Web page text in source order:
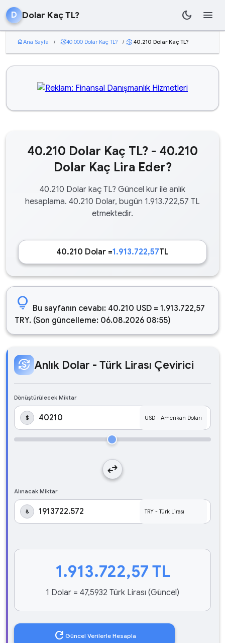
D Dolar Kaç TL? dark_mode menu
homeAna Sayfa / currency_exchange40.000 Dolar Kaç TL? / currency_exchange 40.210 Dolar Kaç TL?
40.210 Dolar Kaç TL? - 40.210
Dolar Kaç Lira Eder?
40.210 Dolar kaç TL? Güncel kur ile anlık
hesaplama. 40.210 Dolar, bugün 1.913.722,57 TL
etmektedir.
40.210 Dolar =1.913.722,57TL
lightbulb Bu sayfanın cevabı: 40.210 USD = 1.913.722,57
TRY. (Son güncelleme: 06.08.2026 08:55)
currency_exchange Anlık Dolar - Türk Lirası Çevirici
Dönüştürülecek Miktar
$
swap_horiz
Alınacak Miktar
₺
1.913.722,57 TL
1 Dolar = 47,5932 Türk Lirası (Güncel)
refresh Güncel Verilerle Hesapla